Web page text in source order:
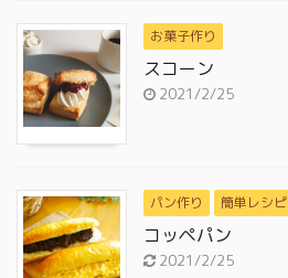
お菓子作り
スコーン
2021/2/25
パン作り 簡単レシピ
コッペパン
2021/2/25